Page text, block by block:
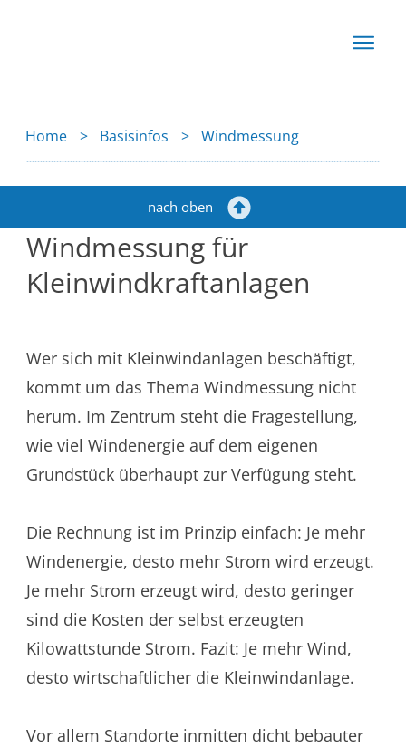
Home > Basisinfos > Windmessung
nach oben
Windmessung für
Kleinwindkraftanlagen
Wer sich mit Kleinwindanlagen beschäftigt,
kommt um das Thema Windmessung nicht
herum. Im Zentrum steht die Fragestellung,
wie viel Windenergie auf dem eigenen
Grundstück überhaupt zur Verfügung steht.
Die Rechnung ist im Prinzip einfach: Je mehr
Windenergie, desto mehr Strom wird erzeugt.
Je mehr Strom erzeugt wird, desto geringer
sind die Kosten der selbst erzeugten
Kilowattstunde Strom. Fazit: Je mehr Wind,
desto wirtschaftlicher die Kleinwindanlage.
Vor allem Standorte inmitten dicht bebauter